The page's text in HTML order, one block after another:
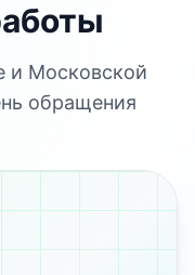
и Московской
обращения